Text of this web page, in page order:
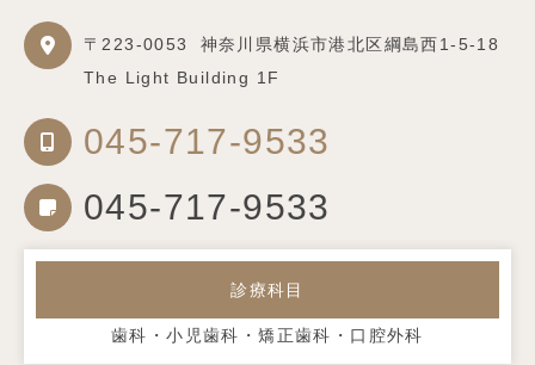
〒223-0053
神奈川県横浜市港北区綱島西1-5-18
The Light Building 1F
045-717-9533
045-717-9533
診療科目
歯科・小児歯科・矯正歯科・口腔外科